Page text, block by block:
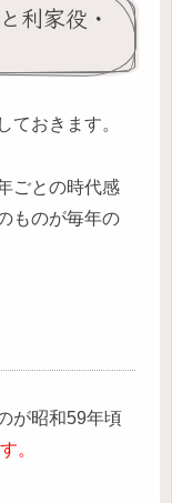
利家役・
ておきます。
ごとの時代感
ものが毎年の
が昭和59年頃
。